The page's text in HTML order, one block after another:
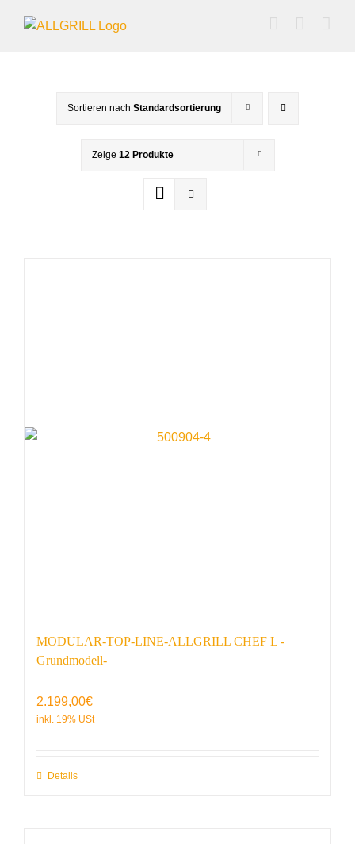
Inhalt
Sortieren nach Standardsortierung
Zeige 12 Produkte
MODULAR-TOP-LINE-ALLGRILL CHEF L -
Grundmodell-
2.199,00€
Details